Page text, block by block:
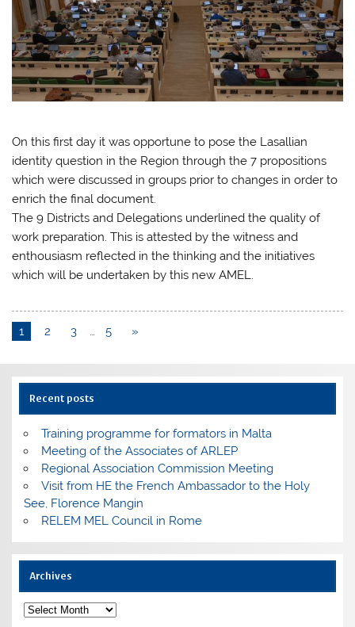
On this first day it was opportune to pose the Lasallian
identity question in the Region through the 7 propositions
which were discussed in groups prior to changes in order to
enrich the final document.
The 9 Districts and Delegations underlined the quality of
work preparation. This is attested by the witness and
enthousiasm reflected in the thinking and the initiatives
which will be undertaken by this new AMEL.
1 2 3 … 5 »
Recent posts
Training programme for formators in Malta
Meeting of the Associates of ARLEP
Regional Association Commission Meeting
Visit from HE the French Ambassador to the Holy
See, Florence Mangin
RELEM MEL Council in Rome
Archives
Archives